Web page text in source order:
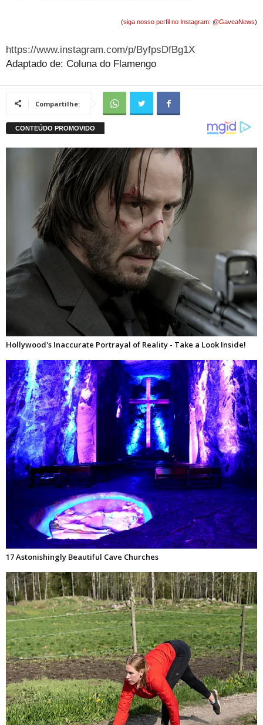
(siga nosso perfil no Instagram: @GaveaNews)
https://www.instagram.com/p/ByfpsDfBg1X
Adaptado de: Coluna do Flamengo
Compartilhe: